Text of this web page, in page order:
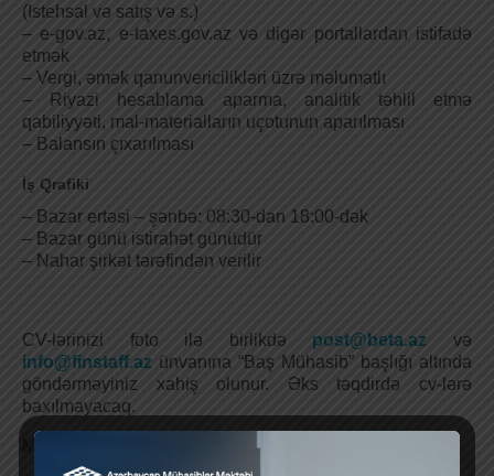
(Istehsal və satış və s.)
– e-gov.az, e-taxes.gov.az və digər portallardan istifadə
etmək
– Vergi, əmək qanunvericilikləri üzrə məlumatlı
– Riyazi hesablama aparma, analitik təhlil etmə
qabiliyyəti, mal-materialların uçotunun aparılması
– Balansın çıxarılması
İş Qrafiki
– Bazar ertəsi – şənbə: 08:30-dan 18:00-dək
– Bazar günü istirahət günüdür
– Nahar şirkət tərəfindən verilir
CV-lərinizi foto ilə birlikdə post@beta.az və
info@finstaff.az ünvanına “Baş Mühasib” başlığı altında
göndərməyiniz xahiş olunur. Əks təqdirdə cv-lərə
baxılmayacaq.